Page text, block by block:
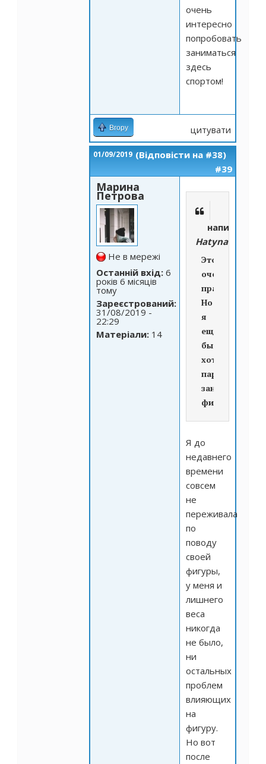
очень
интересно
попробовать
заниматься
здесь
спортом!
Вгору цитувати
01/09/2019 (Відповісти на #38)
#39
Марина
Петрова
Не в мережі
Останній вхід: 6
років 6 місяців
тому
Зареєстрований:
31/08/2019 -
22:29
Матеріали: 14
написано
Hatyna
Это
очень
правильно!
Но
я
ещё
бы
хотела
паралельно
заниматься
фитнесом!
Я до
недавнего
времени
совсем
не
переживала
по
поводу
своей
фигуры,
у меня и
лишнего
веса
никогда
не было,
ни
остальных
проблем
влияющих
на
фигуру.
Но вот
после